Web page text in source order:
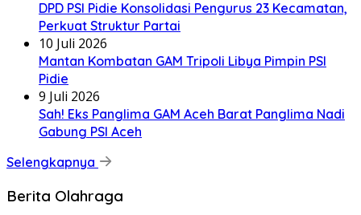
DPD PSI Pidie Konsolidasi Pengurus 23 Kecamatan,
Perkuat Struktur Partai
10 Juli 2026
Mantan Kombatan GAM Tripoli Libya Pimpin PSI
Pidie
9 Juli 2026
Sah! Eks Panglima GAM Aceh Barat Panglima Nadi
Gabung PSI Aceh
Selengkapnya
Berita Olahraga